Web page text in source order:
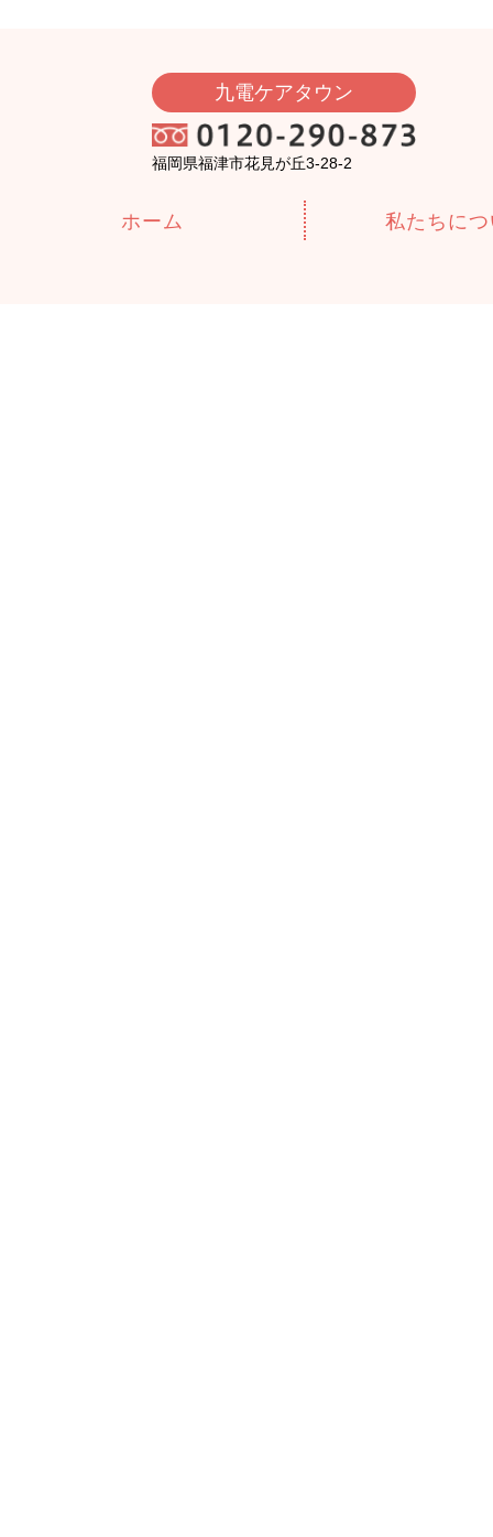
九電ケアタウン
福岡県福津市花見が丘3-28-2
ホーム 私たちに